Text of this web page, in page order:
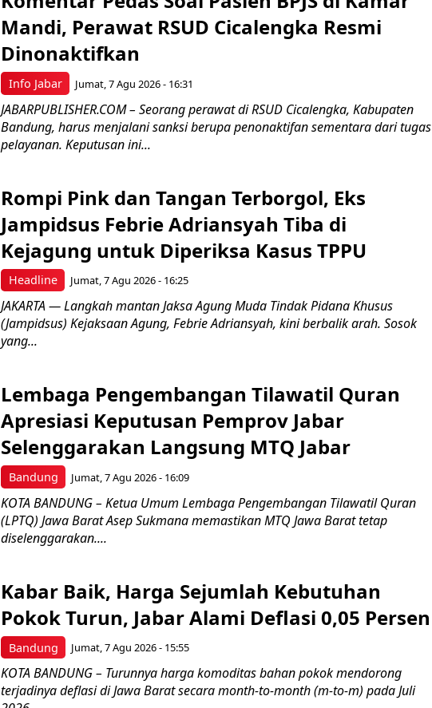
Info Jabar
Mandi, Perawat RSUD Cicalengka Resmi
Dinonaktifkan
Jumat, 7 Agu 2026 - 16:31
JABARPUBLISHER.COM – Seorang perawat di RSUD Cicalengka, Kabupaten
Bandung, harus menjalani sanksi berupa penonaktifan sementara dari tugas
pelayanan. Keputusan ini...
Headline
Rompi Pink dan Tangan Terborgol, Eks
Jampidsus Febrie Adriansyah Tiba di
Kejagung untuk Diperiksa Kasus TPPU
Jumat, 7 Agu 2026 - 16:25
JAKARTA — Langkah mantan Jaksa Agung Muda Tindak Pidana Khusus
(Jampidsus) Kejaksaan Agung, Febrie Adriansyah, kini berbalik arah. Sosok
yang...
Bandung
Lembaga Pengembangan Tilawatil Quran
Apresiasi Keputusan Pemprov Jabar
Selenggarakan Langsung MTQ Jabar
Jumat, 7 Agu 2026 - 16:09
KOTA BANDUNG – Ketua Umum Lembaga Pengembangan Tilawatil Quran
(LPTQ) Jawa Barat Asep Sukmana memastikan MTQ Jawa Barat tetap
diselenggarakan....
Bandung
Kabar Baik, Harga Sejumlah Kebutuhan
Pokok Turun, Jabar Alami Deflasi 0,05 Persen
Jumat, 7 Agu 2026 - 15:55
KOTA BANDUNG – Turunnya harga komoditas bahan pokok mendorong
terjadinya deflasi di Jawa Barat secara month-to-month (m-to-m) pada Juli